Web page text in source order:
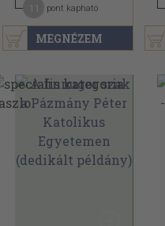
MEGNÉZEM
pont kapható